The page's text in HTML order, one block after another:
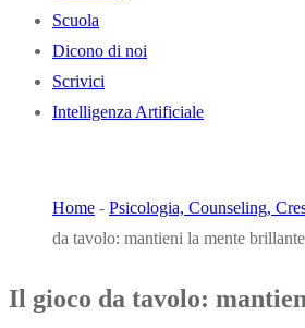
Scuola
Dicono di noi
Scrivici
Intelligenza Artificiale
Home - Psicologia, Counseling,
da tavolo: mantieni la mente
Il gioco da tavolo: